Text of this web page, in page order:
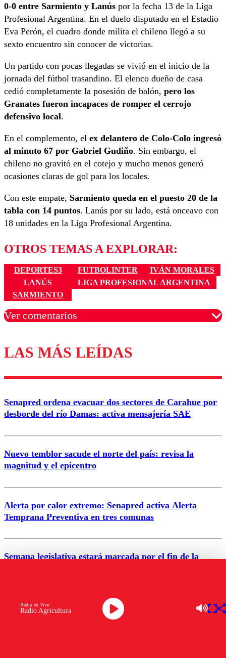
0-0 entre Sarmiento y Lanús por la fecha 13 de la Liga
Profesional Argentina. En el duelo disputado en el Estadio
Eva Perón, el cuadro donde milita el chileno llegó a su
sexto encuentro sin conocer de victorias.
Un partido con pocas llegadas se vivió en el inicio de la
jornada del fútbol trasandino. El elenco dueño de casa
cedió completamente la posesión de balón, pero los
Granates fueron incapaces de romper el cerrojo
defensivo local.
En el complemento, el ex delantero de Colo-Colo ingresó
al minuto 67 por Gabriel Gudiño. Sin embargo, el
chileno no gravitó en el cotejo y mucho menos generó
ocasiones claras de gol para los locales.
Con este empate, Sarmiento queda en el puesto 20 de la
tabla con 14 puntos. Lanús por su lado, está onceavo con
18 unidades en la Liga Profesional Argentina.
OTROS TEMAS A EXPLORAR:
DEPORTES3 FUTBOLINTER
IVÁN MORALES
LANÚS
LIGA PROFESIONAL ARGENTINA
SARMIENTO
Ver comentarios
Los comentarios son moderados para garantizar un
diálogo respetuoso.
Correo
LAS MÁS LEÍDAS
Senapred ordena evacuar dos sectores de Carahue por
desborde del río Damas: activa mensajería SAE
Nuevo temblor sacude el norte del país: revisa la
magnitud y el epicentro
Alerta por calor extremo: Senapred activa Alerta
Temprana Preventiva en tres comunas
Semana legislativa estará marcada por el fin de la
Radio Agricultura
Radio en Vivo